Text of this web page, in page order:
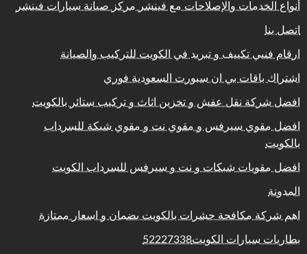
أنواع الخدمات والإصلاحات مع فينشر مركز صيانة سيارات فينشر
اتصل بنا
ارقام فنيي تكييف و تبريد في الكويت للتركيب والصيانة
اشتراك باقات بي ان سبورت السعودية فوري
افضل شركة نقل عفش و تخزين اثاث و تركيب ستائر بالكويت
افضل مقوي سيرفس و مقوي نت و مقوي شبكة للسرداب
بالكويت
افضل مقويات شبكات و نت و سيرفس للسرداب الكويت
المدونة
اهم شركة مكافحة حشرات بالكويت بضمان و اسعار ممتازة
بطاريات سيارات الكويت52227338